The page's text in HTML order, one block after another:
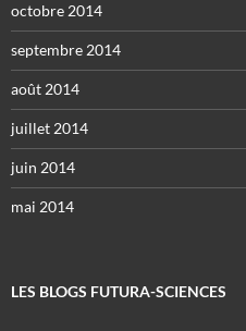
octobre 2014
septembre 2014
août 2014
juillet 2014
juin 2014
mai 2014
LES BLOGS FUTURA-SCIENCES